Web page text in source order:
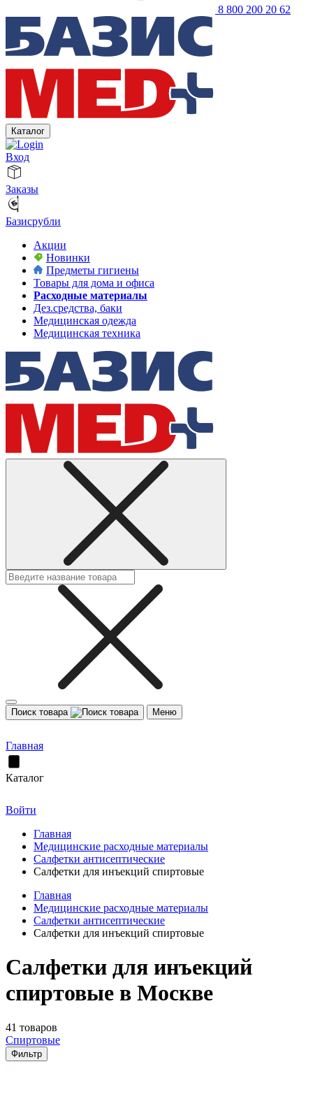
8 800 200 20 62
Каталог
Вход
Заказы
Базисрубли
Акции
Новинки
Предметы гигиены
Товары для дома и офиса
Расходные материалы
Дез.средства, баки
Медицинская одежда
Медицинская техника
Поиск товара Меню
Главная
Каталог
Войти
Главная
Медицинские расходные материалы
Салфетки антисептические
Салфетки для инъекций спиртовые
Главная
Медицинские расходные материалы
Салфетки антисептические
Салфетки для инъекций спиртовые
Салфетки для инъекций
спиртовые в Москве
41 товаров
Спиртовые
Фильтр